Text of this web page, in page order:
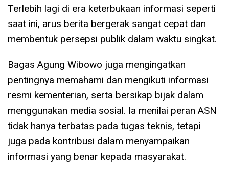
Terlebih lagi di era keterbukaan informasi seperti
saat ini, arus berita bergerak sangat cepat dan
membentuk persepsi publik dalam waktu singkat.
Bagas Agung Wibowo juga mengingatkan
pentingnya memahami dan mengikuti informasi
resmi kementerian, serta bersikap bijak dalam
menggunakan media sosial. Ia menilai peran ASN
tidak hanya terbatas pada tugas teknis, tetapi
juga pada kontribusi dalam menyampaikan
informasi yang benar kepada masyarakat.